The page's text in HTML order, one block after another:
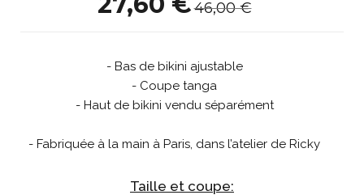
46,00 €
- Bas de bikini ajustable
- Coupe tanga
- Haut de bikini vendu séparément
- Fabriquée à la main à Paris, dans l’atelier de Ricky
Taille et coupe: